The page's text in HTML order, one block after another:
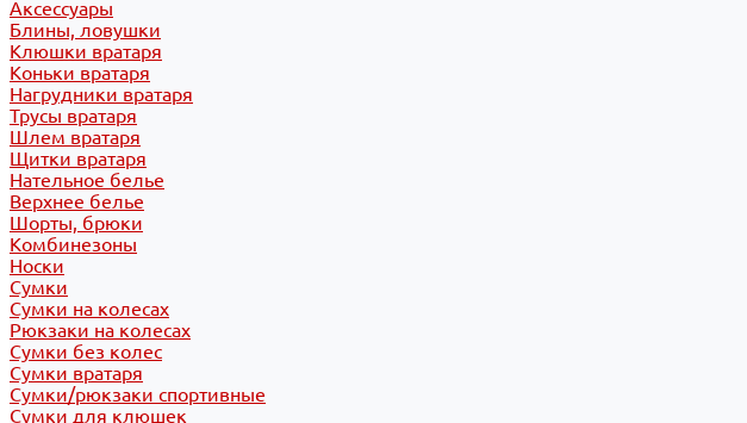
Аксессуары
Блины, ловушки
Клюшки вратаря
Коньки вратаря
Нагрудники вратаря
Трусы вратаря
Шлем вратаря
Щитки вратаря
Нательное белье
Верхнее белье
Шорты, брюки
Комбинезоны
Носки
Сумки
Сумки на колесах
Рюкзаки на колесах
Сумки без колес
Сумки вратаря
Сумки/рюкзаки спортивные
Сумки для клюшек